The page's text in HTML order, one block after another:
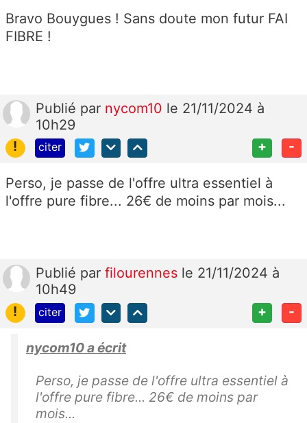
Bravo Bouygues ! Sans doute mon futur FAI
FIBRE !
Publié par nycom10 le 21/11/2024 à
10h29
!
citer + -
Perso, je passe de l'offre ultra essentiel à
l'offre pure fibre... 26€ de moins par mois...
Publié par filourennes le 21/11/2024 à
10h49
!
citer + -
nycom10 a écrit
Perso, je passe de l'offre ultra essentiel à
l'offre pure fibre... 26€ de moins par
mois...